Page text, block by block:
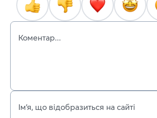
Коментар...
Ім’я, що відобразиться на сайті